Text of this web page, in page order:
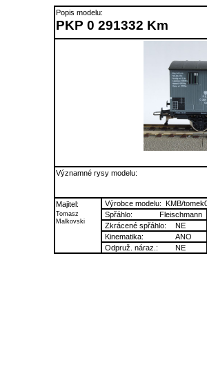
Popis modelu:
PKP 0 291332 Km
Významné rysy modelu:
Majitel:
Tomasz
Malkovski
Výrobce modelu: KMB/
Spřáhlo:
Fleischmann
Zkrácené spřáhlo:
NE
Kinematika:
ANO
Odpruž. náraz.:
NE